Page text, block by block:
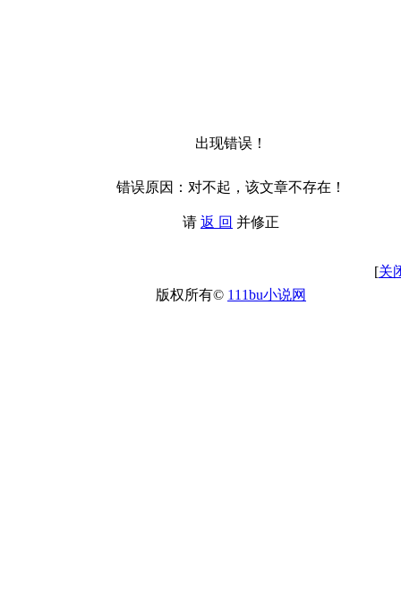
出现错误！
错误原因：对不起，该文章不存在！
请 返 回 并修正
[关
版权所有© 111bu小说网